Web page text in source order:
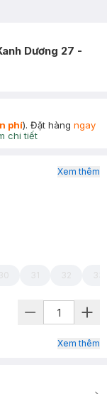
Dương 27 -
phí). Đặt hàng ngay
chi tiết
30 31 32 33
Xem thêm
Xem thêm